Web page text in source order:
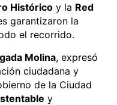
Histórico y la Red
garantizaron la
el recorrido.
Molina, expresó
ciudadana y
de la Ciudad
y